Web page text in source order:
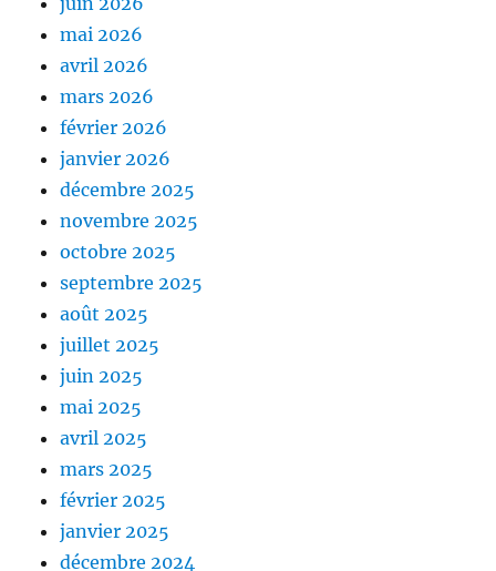
mai 2026
avril 2026
mars 2026
février 2026
janvier 2026
décembre 2025
novembre 2025
octobre 2025
septembre 2025
août 2025
juillet 2025
juin 2025
mai 2025
avril 2025
mars 2025
février 2025
janvier 2025
décembre 2024